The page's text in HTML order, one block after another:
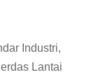
Industri,
Lantai